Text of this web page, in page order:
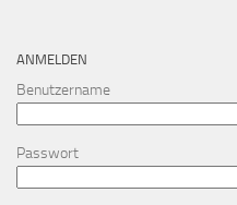
ANMELDEN
Benutzername
Passwort